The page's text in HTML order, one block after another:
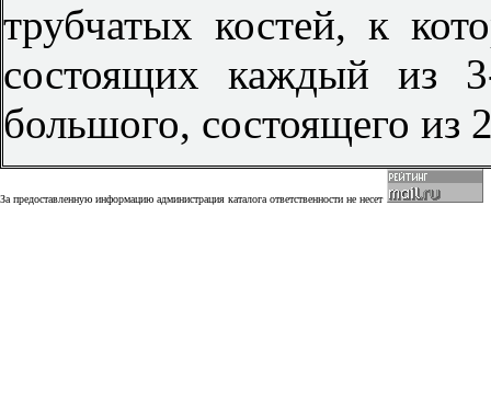
трубчатых костей, к
состоящих каждый из
большого, состоящего
За предоставленную информацию администрация каталога ответственности не несет